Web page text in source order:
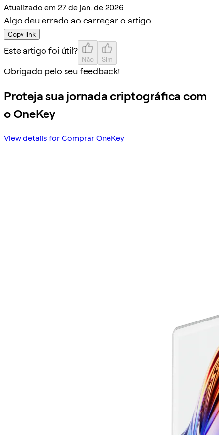
Atualizado em 27 de jan. de 2026
Algo deu errado ao carregar o artigo.
Copy link
Este artigo foi útil?
Não Sim
Obrigado pelo seu feedback!
Proteja sua jornada criptográfica com
o OneKey
View details for Comprar OneKey